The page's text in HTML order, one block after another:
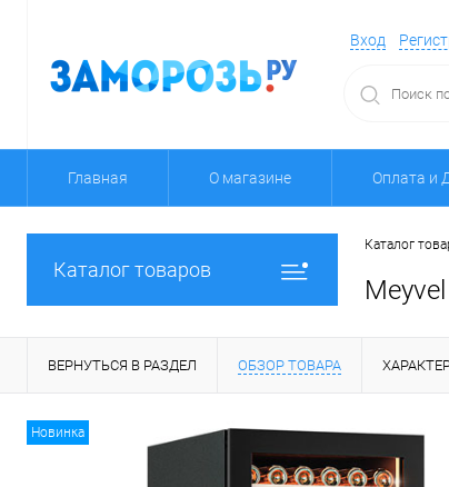
Вход
Главная О магазине Оплата и
Каталог товаров
Каталог
ВЕРНУТЬСЯ В РАЗДЕЛ ОБЗОР ТОВАРА
Новинка